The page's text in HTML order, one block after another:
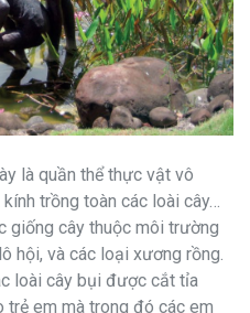
là quần thể thực vật vô
trồng toàn các loài cây…
giống cây thuộc môi trường
hội, và các loại xương rồng.
loài cây bụi được cắt tỉa
trẻ em mà trong đó các em